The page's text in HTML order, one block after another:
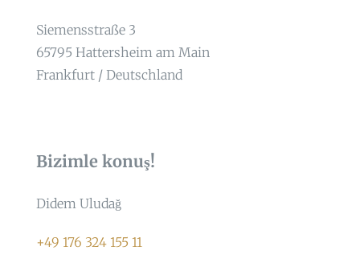
Siemensstraße 3
65795 Hattersheim am Main
Frankfurt / Deutschland
Bizimle konuş!
Didem Uludağ
+49 176 324 155 11